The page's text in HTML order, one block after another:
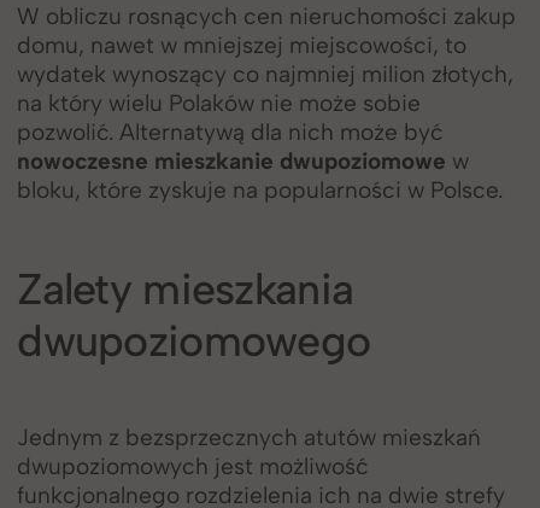
W obliczu rosnących cen nieruchomości zakup
domu, nawet w mniejszej miejscowości, to
wydatek wynoszący co najmniej milion złotych,
na który wielu Polaków nie może sobie
pozwolić. Alternatywą dla nich może być
nowoczesne mieszkanie dwupoziomowe w
bloku, które zyskuje na popularności w Polsce.
Zalety mieszkania
dwupoziomowego
Jednym z bezsprzecznych atutów mieszkań
dwupoziomowych jest możliwość
funkcjonalnego rozdzielenia ich na dwie strefy